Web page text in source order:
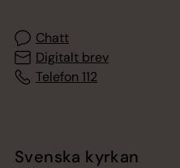
Chatt
Digitalt brev
Telefon 112
Svenska kyrkan